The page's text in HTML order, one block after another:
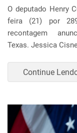
O deputado Henry
feira (21) por
recontagem
Texas. Jessica
Continue